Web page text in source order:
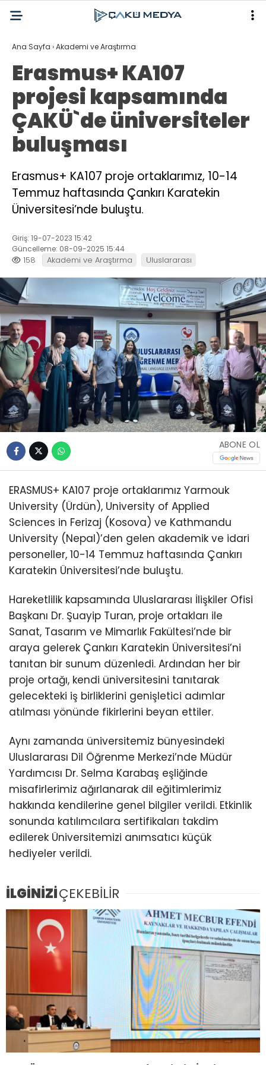
Ana Sayfa ›Akademi ve Araştırma
Erasmus+ KA107
projesi kapsamında
ÇAKÜ`de üniversiteler
buluşması
Erasmus+ KA107 proje ortaklarımız, 10-14
Temmuz haftasında Çankırı Karatekin
Üniversitesi’nde buluştu.
Giriş: 19-07-2023 15:42
Güncelleme: 08-09-2025 15:44
158 Akademi ve Araştırma Uluslararası
ABONE OL
ERASMUS+ KA107 proje ortaklarımız Yarmouk
University (Ürdün), University of Applied
Sciences in Ferizaj (Kosova) ve Kathmandu
University (Nepal)’den gelen akademik ve idari
personeller, 10-14 Temmuz haftasında Çankırı
Karatekin Üniversitesi’nde buluştu.
Hareketlilik kapsamında Uluslararası İlişkiler Ofisi
Başkanı Dr. Şuayip Turan, proje ortakları ile
Sanat, Tasarım ve Mimarlık Fakültesi’nde bir
araya gelerek Çankırı Karatekin Üniversitesi’ni
tanıtan bir sunum düzenledi. Ardından her bir
proje ortağı, kendi üniversitesini tanıtarak
gelecekteki iş birliklerini genişletici adımlar
atılması yönünde fikirlerini beyan ettiler.
Aynı zamanda üniversitemiz bünyesindeki
Uluslararası Dil Öğrenme Merkezi’nde Müdür
Yardımcısı Dr. Selma Karabaş eşliğinde
misafirlerimiz ağırlanarak dil eğitimlerimiz
hakkında kendilerine genel bilgiler verildi. Etkinlik
sonunda katılımcılara sertifikaları takdim
edilerek Üniversitemizi anımsatıcı küçük
hediyeler verildi.
İLGİNİZİÇEKEBİLİR